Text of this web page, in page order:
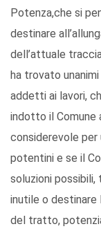
Potenza,che si
destinare
dell’attuale
ha trovato
addetti ai lavori,
indotto il Comune
considerevole
potentini e se il
soluzioni possibili,
inutile o destinare
del tratto,